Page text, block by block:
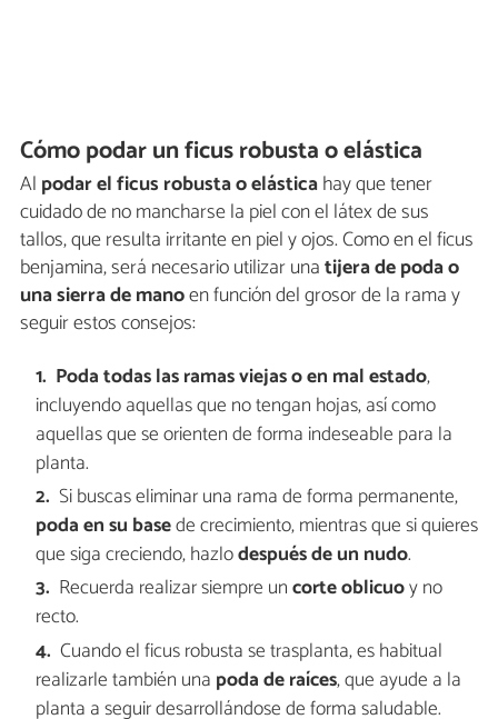
Cómo podar un ficus robusta o elástica
Al podar el ficus robusta oelásticahay que tener
cuidado de no mancharse la piel con el látex de sus
tallos, que resulta irritante en piel y ojos. Como en el ficus
benjamina, será necesario utilizar unatijera de poda o
una sierra de manoen función del grosor de la rama y
seguir estos consejos:
Poda todas las ramas viejas o en mal estado,
incluyendo aquellas que no tengan hojas, así como
aquellas que se orienten de forma indeseable para la
planta.
Si buscas eliminar una rama de forma permanente,
poda en su basede crecimiento, mientras que si quieres
que siga creciendo, hazlodespués de un nudo.
Recuerda realizar siempre uncorte oblicuoy no
recto.
Cuando el ficus robusta se trasplanta, es habitual
realizarle también una poda de raíces, que ayude a la
planta a seguir desarrollándose de forma saludable.